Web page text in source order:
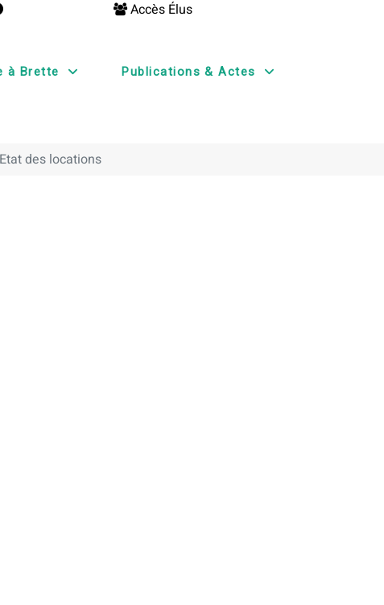
Accès Élus
à Brette Publications & Actes
Etat des locations